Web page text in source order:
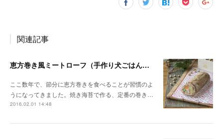
関連記事
恵方巻き風ミートローフ（手作り犬ごはんレシピ）
ここ数年で、節分に恵方巻きを食べることが習慣のよ
うになってきました。焼き海苔で作る、定番の巻き…
2016.02.01 14:48